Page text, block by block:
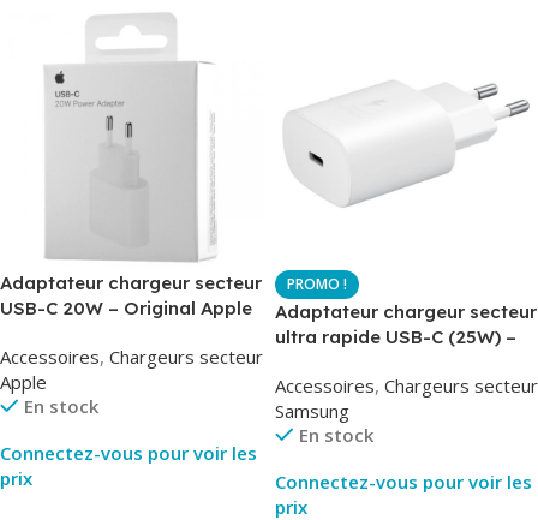
Adaptateur chargeur secteur
USB-C 20W – Original Apple
Original
Accessoires, Chargeurs secteur
Apple
En stock
Connectez-vous pour voir les
prix
Adaptateur chargeur secteur
ultra rapide USB-C (25W) –
EP-TA800
Accessoires, Chargeurs secteur
Samsung
En stock
Connectez-vous pour voir les
prix